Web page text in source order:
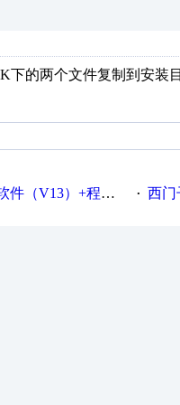
的两个文件复制到安装
V13）+程序实例！ · 西门